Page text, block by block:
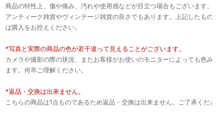
商品の特性上、傷や痛み、汚れや使用感などが目立つ場合もございます。
アンティーク雑貨やヴィンテージ雑貨の良さでもあります。上記したもの
は購入をお控えください。
*写真と実際の商品の色が若干違って見えることがございます。
カメラや撮影の際の状況、またお客様がお使いのモニターによっても色み
ます。何卒ご理解ください。
*返品・交換は出来ません。
こちらの商品は1点ものであるため返品・交換は出来ません。ご了承くだ